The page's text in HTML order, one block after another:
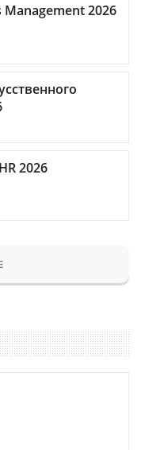
Management 2026
2026